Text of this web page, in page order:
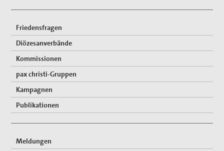
Friedensfragen
Diözesanverbände
Kommissionen
pax christi-Gruppen
Kampagnen
Publikationen
Meldungen